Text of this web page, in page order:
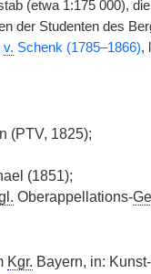
(etwa 1:175 000),
der Studenten des
v. Schenk (1785–1866),
(PTV, 1825);
(1851);
Oberappellations-
Kgr. Bayern, in: